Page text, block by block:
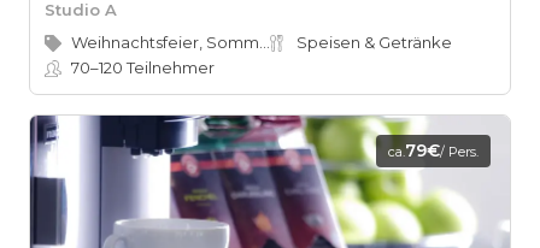
Studio A
Speisen & Getränke
70–120Teilnehmer
ca.79€/ Pers.